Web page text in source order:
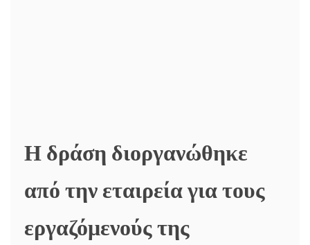
Η δράση διοργανώθηκε
από την εταιρεία για τους
εργαζόμενούς της